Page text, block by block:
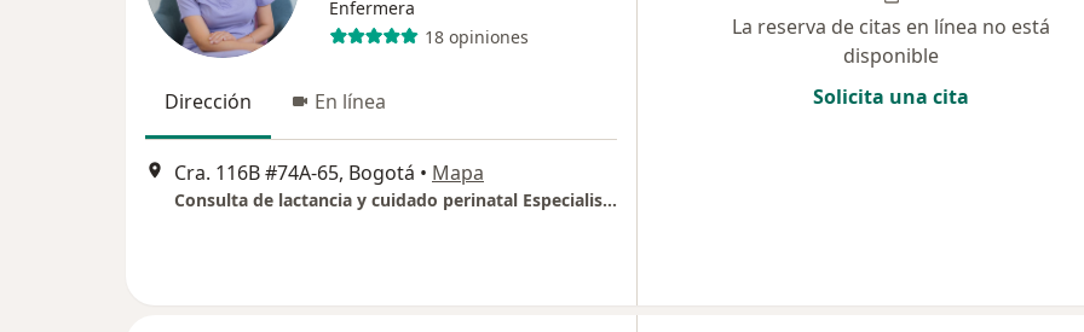
Enfermera
18 opiniones
Dirección En línea
Cra. 116B #74A-65, Bogotá • Mapa
Consulta de lactancia y cuidado perinatal Especialista Diana Carolina (Domiciliaria)
La reserva de citas en línea no está
disponible
Solicita una cita